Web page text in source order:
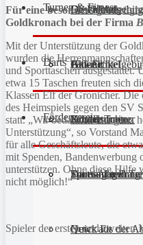
Geschichte
Fan-Artikel
Partner
Sportanlagen
Downloads
Galerie
FC
JFG
Schiedsrichter
Aktuell
Unsere Trainer
Training und
Turnen & Fitness
Kinderturnen
Fitness für
Quick Fit
Darts
Darts-Abteilung
News aus der
Förderverein
Für eine besonders
Goldkronach bei der Firma
Mit der Unterstützung der
wurden die
und Sporttaschen
etwa 15 Taschen freuten sich
Klassen Elf der Gronicher.
des Heimspiels gegen den SV
statt. „Wir bedanken uns ganz
Unterstützung“, so Vorstand
für alle Geschäftsleute, die
mit Spenden, Bandenwerbung
unterstützen. Ohne diese Hilfe
nicht möglich!“
Spieler der ersten und zweiten